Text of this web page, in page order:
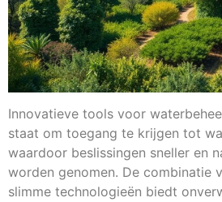
Innovatieve tools voor
staat om toegang te krijgen tot
waardoor beslissingen sneller en
worden genomen. De combinatie
slimme technologieën biedt